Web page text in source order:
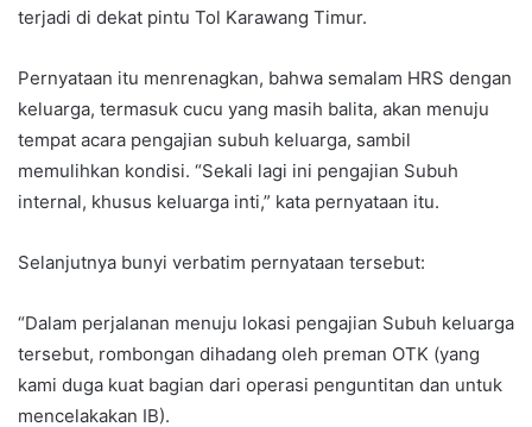
terjadi di dekat pintu Tol Karawang Timur.
Pernyataan itu menrenagkan, bahwa semalam HRS dengan
keluarga, termasuk cucu yang masih balita, akan menuju
tempat acara pengajian subuh keluarga, sambil
memulihkan kondisi. “Sekali lagi ini pengajian Subuh
internal, khusus keluarga inti,” kata pernyataan itu.
Selanjutnya bunyi verbatim pernyataan tersebut:
“Dalam perjalanan menuju lokasi pengajian Subuh keluarga
tersebut, rombongan dihadang oleh preman OTK (yang
kami duga kuat bagian dari operasi penguntitan dan untuk
mencelakakan IB).